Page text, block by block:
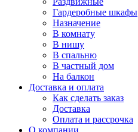
Гардеробные шкафы
Назначение
В комнату
В нишу
В спальню
В частный дом
На балкон
Доставка и оплата
Как сделать заказ
Доставка
Оплата и рассрочка
О компании